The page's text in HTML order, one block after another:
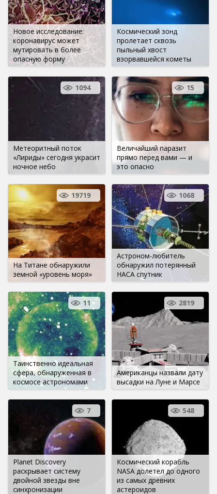
Новое исследование:
коронавирус может
мутировать в более
опасную форму
Космический зонд
пролетает сквозь
пыльный хвост
взорвавшейся кометы
Метеоритный поток
«Лириды» сегодня украсит
ночное небо
1094
Величайший паразит
прямо перед вами — и
это опасно
15
На Титане обнаружили
земной «уровень моря»
19719
Астроном-любитель
обнаружил потерянный
НАСА спутник
1068
Таинственно идеальная
сфера, обнаруженная в
космосе астрономами
11
Американцы назвали дату
высадки на Луне и Марсе
2819
Planet Discovery
раскрывает систему
двойной звезды вне
синхронизации
7
Космический корабль
NASA долетел до одного
из самых древних
астероидов
548